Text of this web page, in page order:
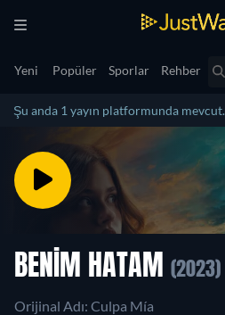
Yeni Popüler Sporlar Rehber
Şu anda 1 yayın platformunda mevcut.
BENIM HATAM (2023)
Orijinal Adı: Culpa Mía